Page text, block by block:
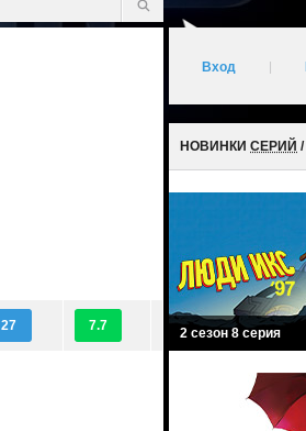
27 7.7
Вход
НОВИНКИ СЕРИЙ /
2 сезон 8 серия